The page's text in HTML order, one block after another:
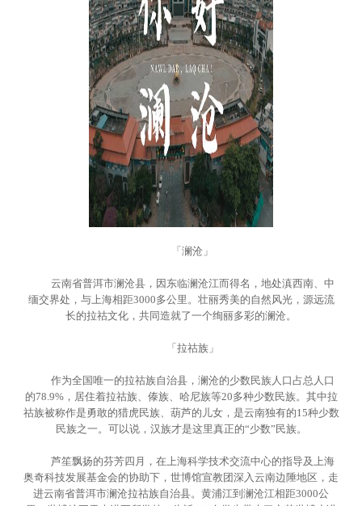
「澜沧」
云南省普洱市澜沧县，因东临澜沧江而得名，地处滇西南、中
缅交界处，与上海相距3000多公里。壮丽秀美的自然风光，源远流
长的拉祜文化，共同造就了一个绚丽多彩的澜沧。
「拉祜族」
作为全国唯一的拉祜族自治县，澜沧的少数民族人口占总人口
的78.9%，居住着拉祜族、傣族、哈尼族等20多种少数民族。其中拉
祜族被称作是勇敢的猎虎民族、葫芦的儿女，是云南独有的15种少数
民族之一。可以说，汉族才是这里真正的“少数”民族。
芦笙飘扬的芬芳四月，在上海科学技术交流中心的指导及上海
奥奇科技发展基金会的协助下，世博馆宣教团深入云南边陲地区，走
进云南省普洱市澜沧拉祜族自治县。黄浦江到澜沧江相距3000公